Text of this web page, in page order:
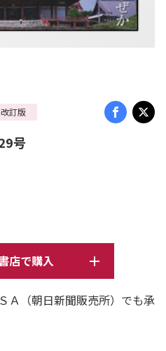
訂版
号
店で購入
Ａ（朝日新聞販売所）でも承